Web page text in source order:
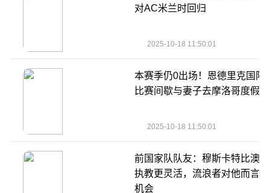
对AC米兰时回归
2025-10-18 11:50:01
本赛季仍0出场！恩德里克国际
比赛间歇与妻子去摩洛哥度假️
2025-10-18 11:50:01
前国家队队友：穆斯卡特比澳波
执教更灵活，流浪者对他而言是
机会